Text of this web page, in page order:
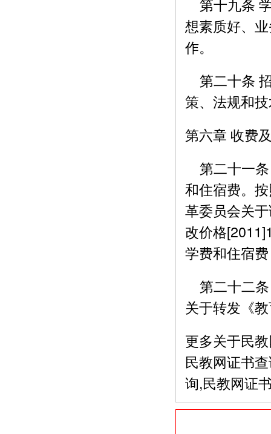
第十九条
想素质好、
作。
第二十条
策、法规和
第六章 收费
第二十一条
和住宿费。
革委员会关
改价格
学费和住宿
第二十二条
关于转发《
更多关于民
民教网证书
询,民教网证